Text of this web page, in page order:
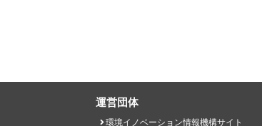
運営団体
環境イノベーション情報機構サイト